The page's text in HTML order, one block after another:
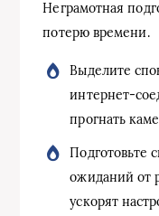
Неграмотная
потерю времени.
Выделите
интернет-
прогнать
Подготовьте
ожиданий от
ускорят